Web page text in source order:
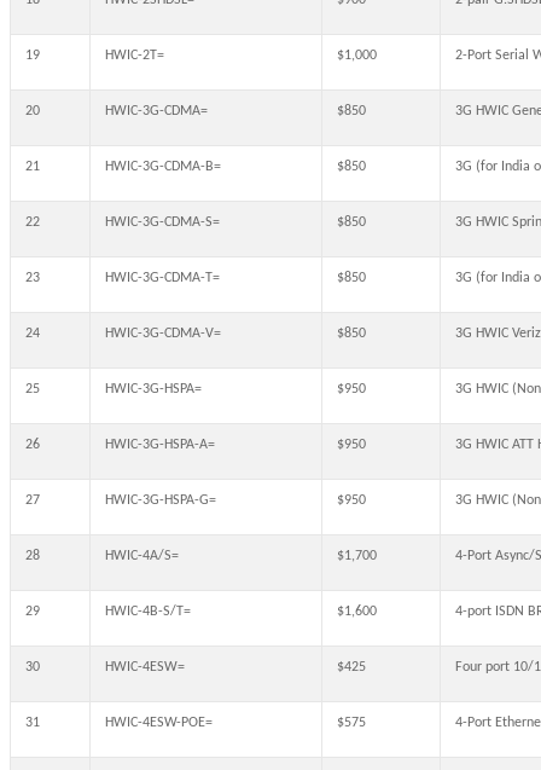
19 HWIC-2T= $1,000 2-Port Serial
20 HWIC-3G-CDMA= $850 3G HWIC
21 HWIC-3G-CDMA-B= $850 3G (for India
22 HWIC-3G-CDMA-S= $850 3G HWIC
23 HWIC-3G-CDMA-T= $850 3G (for India
24 HWIC-3G-CDMA-V= $850 3G HWIC
25 HWIC-3G-HSPA= $950 3G HWIC
26 HWIC-3G-HSPA-A= $950 3G HWIC
27 HWIC-3G-HSPA-G= $950 3G HWIC
28 HWIC-4A/S= $1,700 4-Port Async/
29 HWIC-4B-S/T= $1,600 4-port ISDN
30 HWIC-4ESW= $425 Four port 10/
31 HWIC-4ESW-POE= $575 4-Port